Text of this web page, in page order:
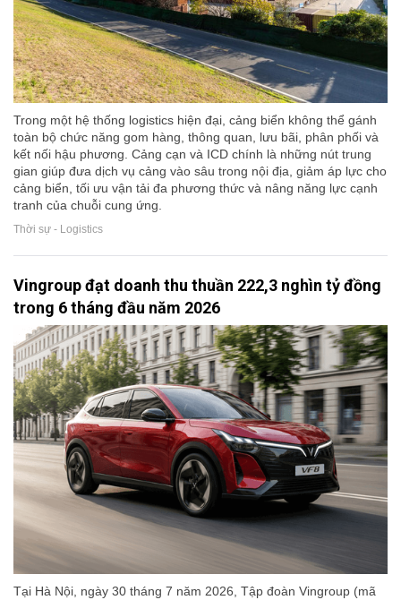
Trong một hệ thống logistics hiện đại, cảng biển không thể gánh
toàn bộ chức năng gom hàng, thông quan, lưu bãi, phân phối và
kết nối hậu phương. Cảng cạn và ICD chính là những nút trung
gian giúp đưa dịch vụ cảng vào sâu trong nội địa, giảm áp lực cho
cảng biển, tối ưu vận tải đa phương thức và nâng năng lực cạnh
tranh của chuỗi cung ứng.
Thời sự - Logistics
Vingroup đạt doanh thu thuần 222,3 nghìn tỷ đồng
trong 6 tháng đầu năm 2026
Tại Hà Nội, ngày 30 tháng 7 năm 2026, Tập đoàn Vingroup (mã